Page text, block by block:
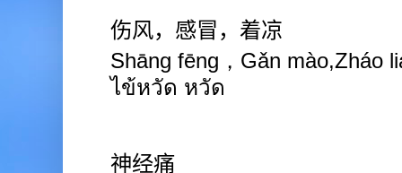
伤风，感冒， 着凉
Shāng fēng， Gǎn mào,Zháo
ไข้หวัด หวัด
神经痛